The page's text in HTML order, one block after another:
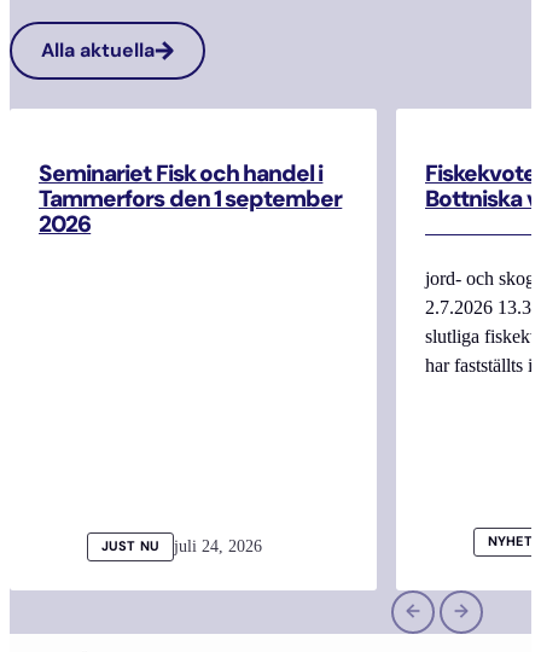
Alla aktuella
Seminariet Fisk och handel i
Tammerfors den 1 september
2026
JUST NU juli 24, 2026
Bottniska
jord- och
2.7.2026
slutliga
har fastställts